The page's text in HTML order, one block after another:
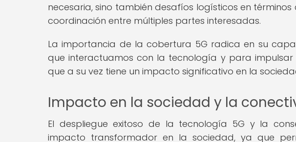
necesaria, sino también desafíos logísticos en
coordinación entre múltiples partes interesadas.
La importancia de la cobertura 5G radica en su
que interactuamos con la tecnología y para impulsar
que a su vez tiene un impacto significativo en la
Impacto en la sociedad y la
El despliegue exitoso de la tecnología 5G y la
impacto transformador en la sociedad, ya que